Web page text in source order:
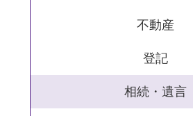
不動産
登記
相続・遺言